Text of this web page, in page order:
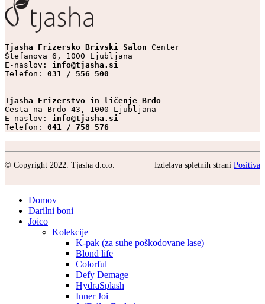
Tjasha Frizersko Brivski Salon Center
Štefanova 6, 1000 Ljubljana
E-naslov: info@tjasha.si
Telefon: 031 / 556 500
Tjasha Frizerstvo in ličenje Brdo
Cesta na Brdo 43, 1000 Ljubljana
E-naslov: info@tjasha.si
Telefon: 041 / 758 576
© Copyright 2022. Tjasha d.o.o. Izdelava spletnih strani Positiva
Domov
Darilni boni
Joico
Kolekcije
K-pak (za suhe poškodovane lase)
Blond life
Colorful
Defy Demage
HydraSplash
Inner Joi